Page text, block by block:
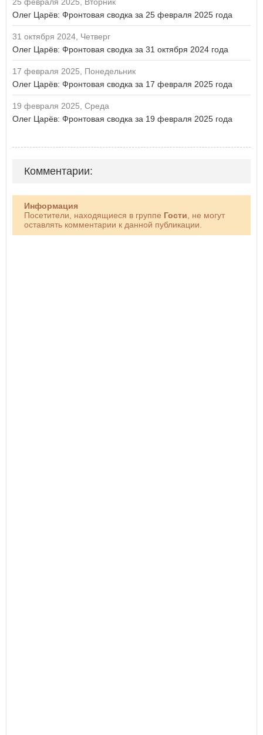
Олег Царёв: Фронтовая сводка за 25 февраля 2025 года
31 октября 2024, Четверг
Олег Царёв: Фронтовая сводка за 31 октября 2024 года
17 февраля 2025, Понедельник
Олег Царёв: Фронтовая сводка за 17 февраля 2025 года
19 февраля 2025, Среда
Олег Царёв: Фронтовая сводка за 19 февраля 2025 года
Комментарии:
Информация
Посетители, находящиеся в группе Гости , не могут
оставлять комментарии к данной публикации.